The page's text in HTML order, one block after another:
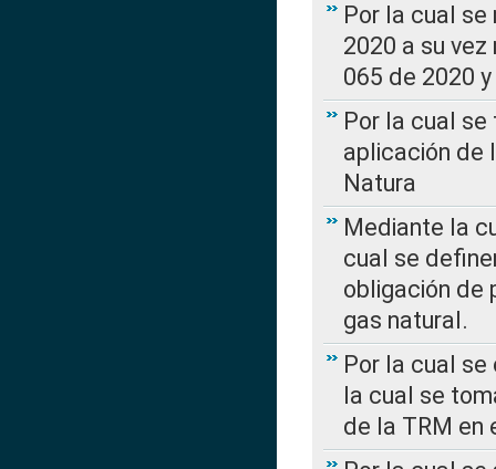
Por la cual se
2020 a su
065 de 2020
Por la cual
aplicación de
Natura
Mediante la
cual se
obligación de
gas natural.
Por la cual se
la cual se
de la TRM en